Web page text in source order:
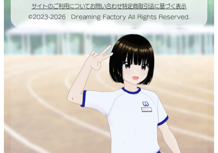
サイトのご利用についてお問い合わせ特定商取引法に基づく表示
©2023-2026 Dreaming Factory All Rights Reserved.